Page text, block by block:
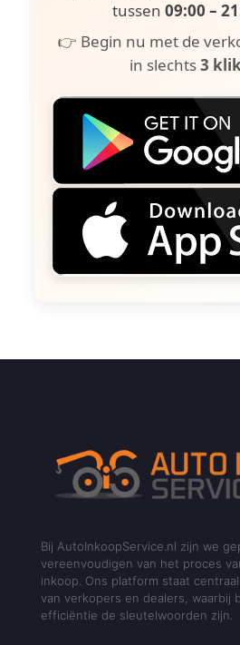
tussen 09:00 –
👉 Begin nu met de
in slechts3
Bij AutoInkoopService.nl zijn we
vereenvoudigen van het proces
inkoop. Ons platform staat
van verkopers en dealers, waarbij
efficiëntie de sleutelwoorden zijn.